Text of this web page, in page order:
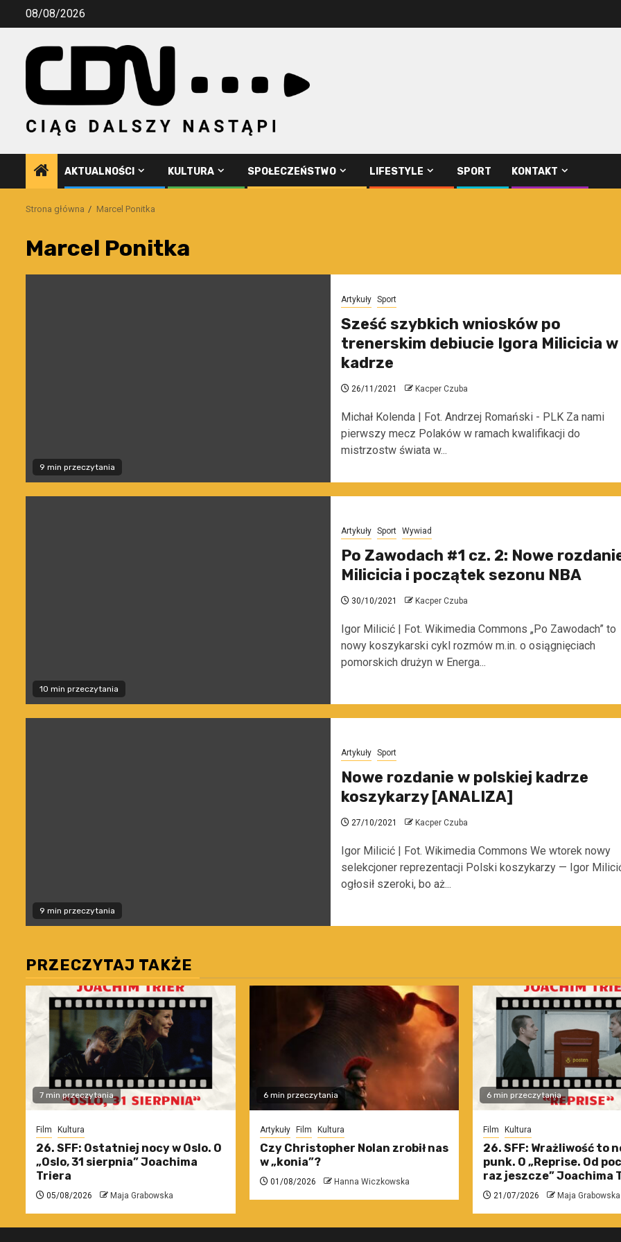
Przejdź08/08/2026
AKTUALNOŚCI KULTURA SPOŁECZEŃSTWO LIFESTYLE SPORT KONTAKT
Strona główna Marcel Ponitka
Marcel Ponitka
9 min przeczytania
Artykuły Sport
Sześć szybkich wniosków po
trenerskim debiucie Igora Milicicia w
kadrze
26/11/2021 Kacper Czuba
Michał Kolenda | Fot. Andrzej Romański - PLK Za nami
pierwszy mecz Polaków w ramach kwalifikacji do
mistrzostw świata w...
10 min przeczytania
Artykuły Sport Wywiad
Po Zawodach #1 cz. 2: Nowe
Milicicia i początek sezonu NBA
30/10/2021 Kacper Czuba
Igor Milicić | Fot. Wikimedia Commons „Po Zawodach” to
nowy koszykarski cykl rozmów m.in. o osiągnięciach
pomorskich drużyn w Energa...
9 min przeczytania
Artykuły Sport
Nowe rozdanie w polskiej kadrze
koszykarzy [ANALIZA]
27/10/2021 Kacper Czuba
Igor Milicić | Fot. Wikimedia Commons We wtorek nowy
selekcjoner reprezentacji Polski koszykarzy — Igor
ogłosił szeroki, bo aż...
PRZECZYTAJ TAKŻE
7 min przeczytania
Film Kultura
26. SFF: Ostatniej nocy w Oslo. O
„Oslo, 31 sierpnia” Joachima
Triera
05/08/2026 Maja Grabowska
6 min przeczytania
Artykuły Film Kultura
Czy Christopher Nolan zrobił nas
w „konia”?
01/08/2026 Hanna Wiczkowska
6 min przeczytania
Film Kultura
26. SFF: Wrażliwość to
punk. O „Reprise. Od
raz jeszcze” Joachima
21/07/2026 Maja Grabowska